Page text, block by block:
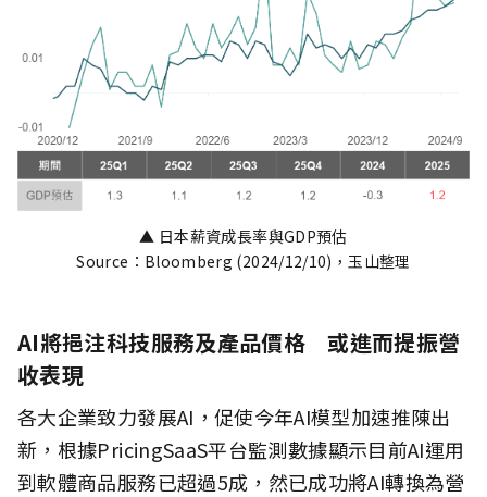
▲ 日本薪資成長率與GDP預估
Source：Bloomberg (2024/12/10)，玉山整理
AI將挹注科技服務及產品價格 或進而提振營
收表現
各大企業致力發展AI，促使今年AI模型加速推陳出
新，根據PricingSaaS平台監測數據顯示目前AI運用
到軟體商品服務已超過5成，然已成功將AI轉換為營